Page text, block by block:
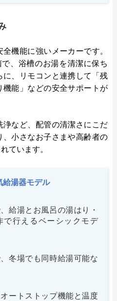
機能に強いメーカーです。
、浴槽のお湯を清潔に保ち
に、リモコンと連携して「残
能」などの安全サポートが
など、配管の清潔さにこだ
、小さなお子さまや高齢者の
ています。
給湯器モデル
給湯とお風呂の湯はり・
で行えるベーシックモデ
冬場でも同時給湯可能な
ートストップ機能と温度